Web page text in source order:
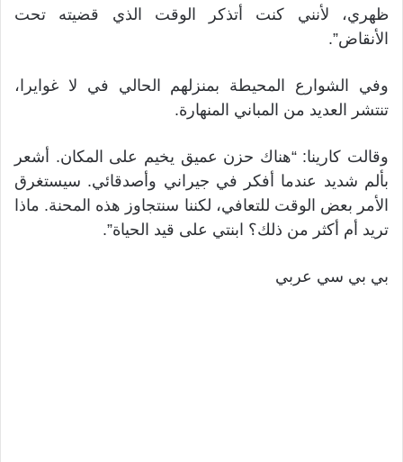
ظهري، لأنني كنت أتذكر الوقت الذي قضيته تحت
الأنقاض”.
وفي الشوارع المحيطة بمنزلهم الحالي في لا غوايرا،
تنتشر العديد من المباني المنهارة.
وقالت كارينا: “هناك حزن عميق يخيم على المكان. أشعر
بألم شديد عندما أفكر في جيراني وأصدقائي. سيستغرق
الأمر بعض الوقت للتعافي، لكننا سنتجاوز هذه المحنة. ماذا
تريد أم أكثر من ذلك؟ ابنتي على قيد الحياة”.
بي بي سي عربي